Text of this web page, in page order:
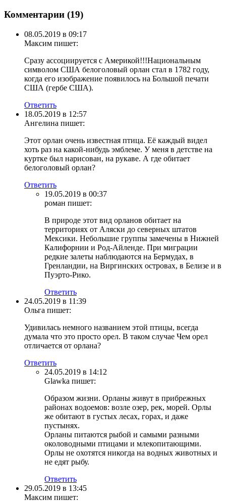
Комментарии (19)
08.05.2019 в 09:17
Максим пишет:
Сразу ассоциируется с Америкой!!!Национальным
символом США белоголовый орлан стал в 1782 году,
когда его изображение появилось на Большой печати
США (гербе США).
Ответить
18.05.2019 в 12:57
Ангелина пишет:
Этот орлан очень известная птица. Её каждый видел
хоть раз на какой-нибудь эмблеме. У меня в детстве на
куртке был нарисован, на рукаве. А где обитает
белоголовый орлан?
Ответить
19.05.2019 в 00:37
роман пишет:
В природе этот вид орланов обитает на
территориях от Аляски до северных штатов
Мексики. Небольшие группы замечены в Нижней
Калифорнии и Род-Айленде. При миграции
редкие залеты наблюдаются на Бермудах, в
Гренландии, на Виргинских островах, в Белизе и в
Пуэрто-Рико.
Ответить
24.05.2019 в 11:39
Ольга пишет:
Удивилась немного названием этой птицы, всегда
думала что это просто орел. В таком случае Чем орел
отличается от орлана?
Ответить
24.05.2019 в 14:12
Glawka пишет:
Образом жизни. Орланы живут в прибрежных
районах водоемов: возле озер, рек, морей. Орлы
же обитают в густых лесах, горах, и даже
пустынях.
Орланы питаются рыбой и самыми разными
околоводными птицами и млекопитающими.
Орлы не охотятся никогда на водных животных и
не едят рыбу.
Ответить
29.05.2019 в 13:45
Максим пишет: